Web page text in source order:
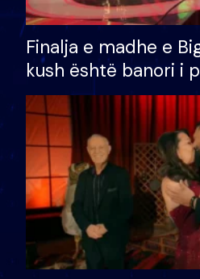
Finalja e madhe e
kush është banori i
shtëpinë dhe humb
të fituar çmimin e